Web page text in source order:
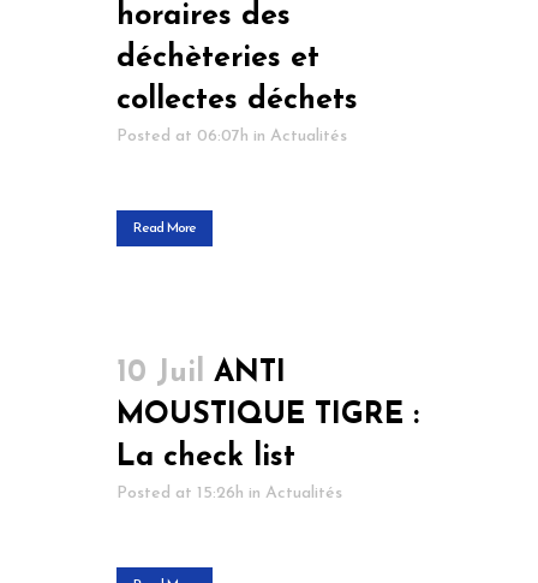
horaires des
déchèteries et
collectes déchets
Posted at 06:07h in Actualités
Read More
10 Juil ANTI
MOUSTIQUE TIGRE :
La check list
Posted at 15:26h in Actualités